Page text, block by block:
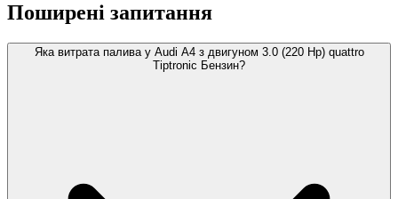
Поширені запитання
Яка витрата палива у Audi A4 з двигуном 3.0 (220 Hp) quattro
Tiptronic Бензин?